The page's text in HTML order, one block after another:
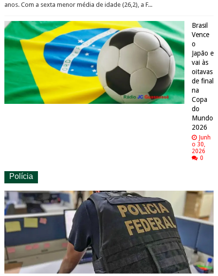
anos. Com a sexta menor média de idade (26,2), a F...
Brasil
Vence
o
Japão e
vai às
oitavas
de final
na
Copa
do
Mundo
2026
Junh
o 30,
2026
0
Polícia